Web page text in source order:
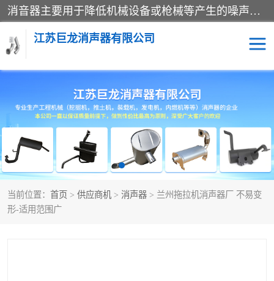
消音器主要用于降低机械设备或枪械等产生的噪声。它通过阻尼或增加排气面积来降低排气速度和功率，从而降低噪声。常见的消音器类型包括阻性消声器、抗性消声器、共振消声器以及阻抗复合式消声器等。这些消音器各有特点，适用于不同频率的噪声消除。
江苏巨龙消声器有限公司
当前位置： 首页 > 供应商机 > 消声器 > 兰州拖拉机消声器厂 不易变
形-适用范围广
消声器